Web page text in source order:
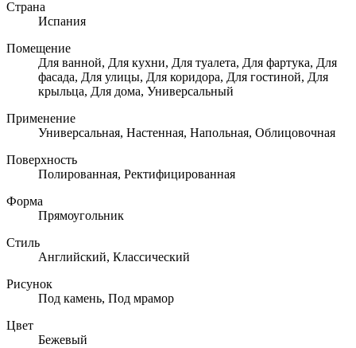
Страна
Испания
Помещение
Для ванной, Для кухни, Для туалета, Для фартука, Для
фасада, Для улицы, Для коридора, Для гостиной, Для
крыльца, Для дома, Универсальный
Применение
Универсальная, Настенная, Напольная, Облицовочная
Поверхность
Полированная, Ректифицированная
Форма
Прямоугольник
Стиль
Английский, Классический
Рисунок
Под камень, Под мрамор
Цвет
Бежевый